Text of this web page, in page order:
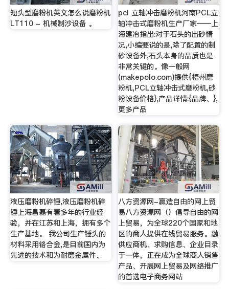
短头型磨粉机英文怎么说磨粉机
LT110 - 机械制沙设备 。
pcl 立轴冲击磨粉机河南PCL立
轴冲击式磨粉机生产厂家——上
海建冶指出:对于石头的出砂情
况,小编要说的是,除了配置的制
砂设备外,石头本身的品质也是
非常关键的。像一般网
(makepolo.com)提供{梧州磨
粉机,PCL立轴冲击式磨粉机,砂
粉设备价格},产品详情:{品牌、},
更多产品
液压磨粉机碎锤,液压磨粉机碎
锤上海昌磊有着多年的行业经
验，并在江苏和上海，拥有多个
生产基地。 我公司生产锤头的
材料采用铬合金,是目前国内为
先进的技术和为耐磨金属件。
八方资源网-赢造自由的网上贸
易八方资源网（）倡导自由的网
上贸易，为全球220个国家和地
区的商人提供在线贸易服务。融
供应商机、求购信息、企业目录
于一体，正在成为全球商人销售
产品、开展网上贸易及网络推广
的首选电子商务网站